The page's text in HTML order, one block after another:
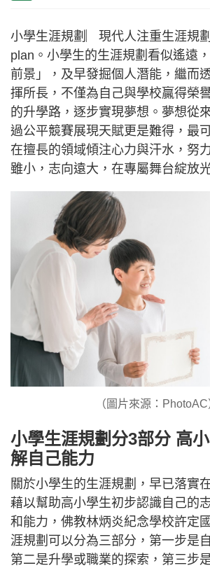
小學生涯規劃︳現代人注重生涯規
plan。小學生的生涯規劃看似遙遠
前景」，及早發掘個人潛能，繼而
揮所長，不僅為自己與學校贏得榮
的升學路，逐步實現夢想。夢想從
過公平競賽展現天賦更是難得，最
在擅長的領域傾注心力與汗水，努
雖小，志向遠大，在專屬舞台綻放
（圖片來源：PhotoAC
小學生涯規劃分3部分 高
解自己能力
關於小學生的生涯規劃，早已落實
藉以幫助高小學生初步認識自己的
和能力，佛教林炳炎紀念學校許定
涯規劃可以分為三部分，第一步是
第二是升學或職業的探索，第三步